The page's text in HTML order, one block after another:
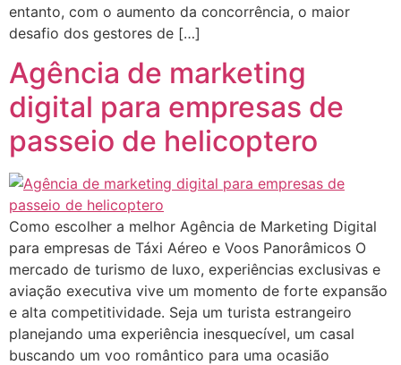
entanto, com o aumento da concorrência, o maior
desafio dos gestores de […]
Agência de marketing
digital para empresas de
passeio de helicoptero
Como escolher a melhor Agência de Marketing Digital
para empresas de Táxi Aéreo e Voos Panorâmicos O
mercado de turismo de luxo, experiências exclusivas e
aviação executiva vive um momento de forte expansão
e alta competitividade. Seja um turista estrangeiro
planejando uma experiência inesquecível, um casal
buscando um voo romântico para uma ocasião